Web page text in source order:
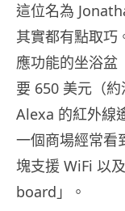
這位名為
其實都有點取巧
應功能的坐浴盆
要 650 美元（
Alexa 的紅外線
一個商場經常看
塊支援 WiFi 以
board」。